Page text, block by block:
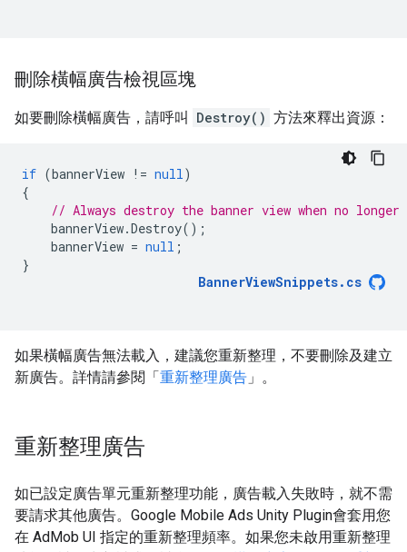
刪除橫幅廣告檢視區塊
如要刪除橫幅廣告，請呼叫 Destroy() 方法來釋出資源：
if (bannerView != null)
{
// Always destroy the banner view when no longer
bannerView.Destroy();
bannerView = null ;
}
BannerViewSnippets. cs
如果橫幅廣告無法載入，建議您重新整理，不要刪除及建立
新廣告。詳情請參閱「重新整理廣告 」。
重新整理廣告
如已設定廣告單元重新整理功能，廣告載入失敗時，就不需
要請求其他廣告。 Google Mobile Ads Unity Plugin會套用您
在 AdMob UI 指定的重新整理頻率。如果您未啟用重新整理